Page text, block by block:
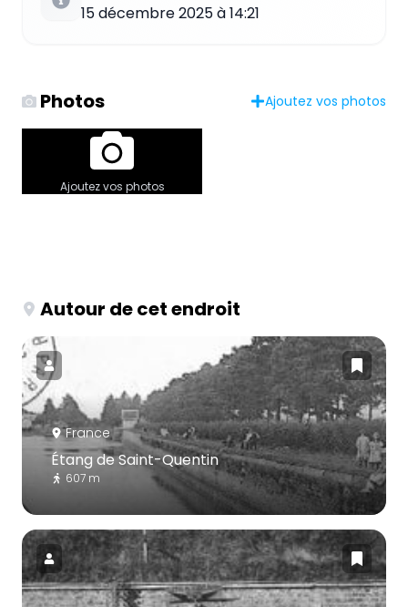
15 décembre 2025 à 14:21
Photos Ajoutez vos photos
Ajoutez vos photos
Autour de cet endroit
France
Étang de Saint-Quentin
607 m